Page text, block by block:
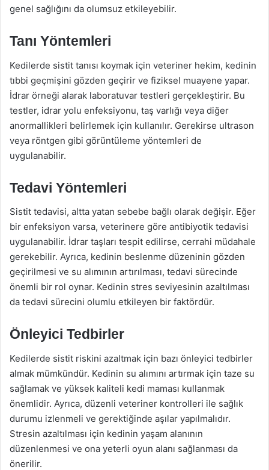
genel sağlığını da olumsuz etkileyebilir.
Tanı Yöntemleri
Kedilerde sistit tanısı koymak için veteriner hekim, kedinin
tıbbi geçmişini gözden geçirir ve fiziksel muayene yapar.
İdrar örneği alarak laboratuvar testleri gerçekleştirir. Bu
testler, idrar yolu enfeksiyonu, taş varlığı veya diğer
anormallikleri belirlemek için kullanılır. Gerekirse ultrason
veya röntgen gibi görüntüleme yöntemleri de
uygulanabilir.
Tedavi Yöntemleri
Sistit tedavisi, altta yatan sebebe bağlı olarak değişir. Eğer
bir enfeksiyon varsa, veterinere göre antibiyotik tedavisi
uygulanabilir. İdrar taşları tespit edilirse, cerrahi müdahale
gerekebilir. Ayrıca, kedinin beslenme düzeninin gözden
geçirilmesi ve su alımının artırılması, tedavi sürecinde
önemli bir rol oynar. Kedinin stres seviyesinin azaltılması
da tedavi sürecini olumlu etkileyen bir faktördür.
Önleyici Tedbirler
Kedilerde sistit riskini azaltmak için bazı önleyici tedbirler
almak mümkündür. Kedinin su alımını artırmak için taze su
sağlamak ve yüksek kaliteli kedi maması kullanmak
önemlidir. Ayrıca, düzenli veteriner kontrolleri ile sağlık
durumu izlenmeli ve gerektiğinde aşılar yapılmalıdır.
Stresin azaltılması için kedinin yaşam alanının
düzenlenmesi ve ona yeterli oyun alanı sağlanması da
önerilir.